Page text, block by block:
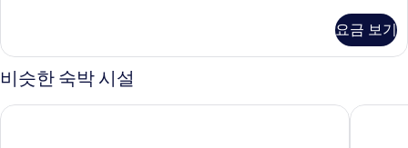
세
보
요금 보기
비슷한 숙박 시설
호텔 플라자 오페라 NH 팔레